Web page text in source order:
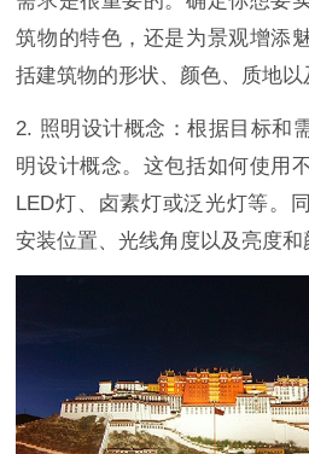
筑物的特色，还是为景观增添
括建筑物的形状、颜色、质地以
2. 照明设计概念：根据目标和
明设计概念。这包括如何使用
LED灯、卤素灯或泛光灯等。
安装位置、光线角度以及亮度和